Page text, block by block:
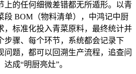
上的任何细微差错都无所遁形。以青
段 BOM（物料清单），中鸿记中厨
，标准化投入青菜原料，最终统计并
步骤、每个环节，系统都会记录下
问题，都可以回溯生产流程，追查问
成“明厨亮灶”。